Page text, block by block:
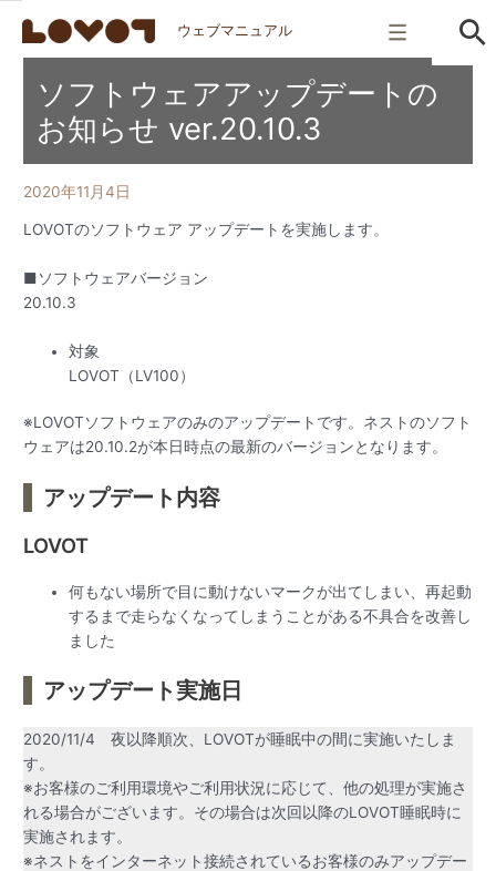
ウェブマニュアル
ソフトウェアアップデートの
お知らせ ver.20.10.3
2020年11月4日
LOVOTのソフトウェア アップデートを実施します。
■ソフトウェアバージョン
20.10.3
対象
LOVOT（LV100）
※LOVOTソフトウェアのみのアップデートです。ネストのソフト
ウェアは20.10.2が本日時点の最新のバージョンとなります。
アップデート内容
LOVOT
何もない場所で目に動けないマークが出てしまい、再起動
するまで走らなくなってしまうことがある不具合を改善し
ました
アップデート実施日
2020/11/4 夜以降順次、LOVOTが睡眠中の間に実施いたしま
す。
※お客様のご利用環境やご利用状況に応じて、他の処理が実施さ
れる場合がございます。その場合は次回以降のLOVOT睡眠時に
実施されます。
※ネストをインターネット接続されているお客様のみアップデー